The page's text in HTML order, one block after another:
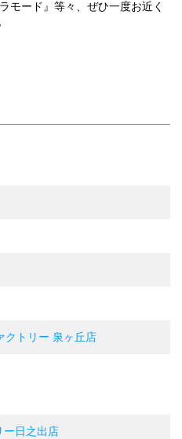
モード』等々、ぜひ一度お近く
クトリー 泉ヶ丘店
ー日之出店